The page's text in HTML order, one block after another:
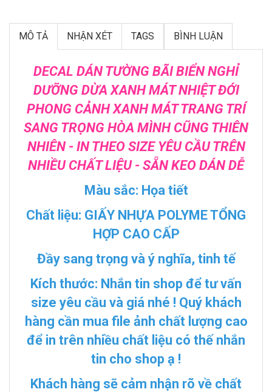
MÔ TẢ NHẬN XÉT TAGS BÌNH LUẬN
DECAL DÁN TƯỜNG BÃI BIỂN NGHỈ
DƯỠNG DỪA XANH MÁT NHIỆT ĐỚI
PHONG CẢNH XANH MÁT TRANG TRÍ
SANG TRỌNG HÒA MÌNH CŨNG THIÊN
NHIÊN - IN THEO SIZE YÊU CẦU TRÊN
NHIỀU CHẤT LIỆU - SẴN KEO DÁN DỄ
Màu sắc: Họa tiết
Chất liệu: GIẤY NHỰA POLYME TỔNG
HỢP CAO CẤP
Đầy sang trọng và ý nghĩa, tinh tế
Kích thước: Nhắn tin shop để tư vấn
size yêu cầu và giá nhé ! Quý khách
hàng cần mua file ảnh chất lượng cao
để in trên nhiều chất liệu có thế nhắn
tin cho shop ạ !
Khách hàng sẽ cảm nhận rõ về chất